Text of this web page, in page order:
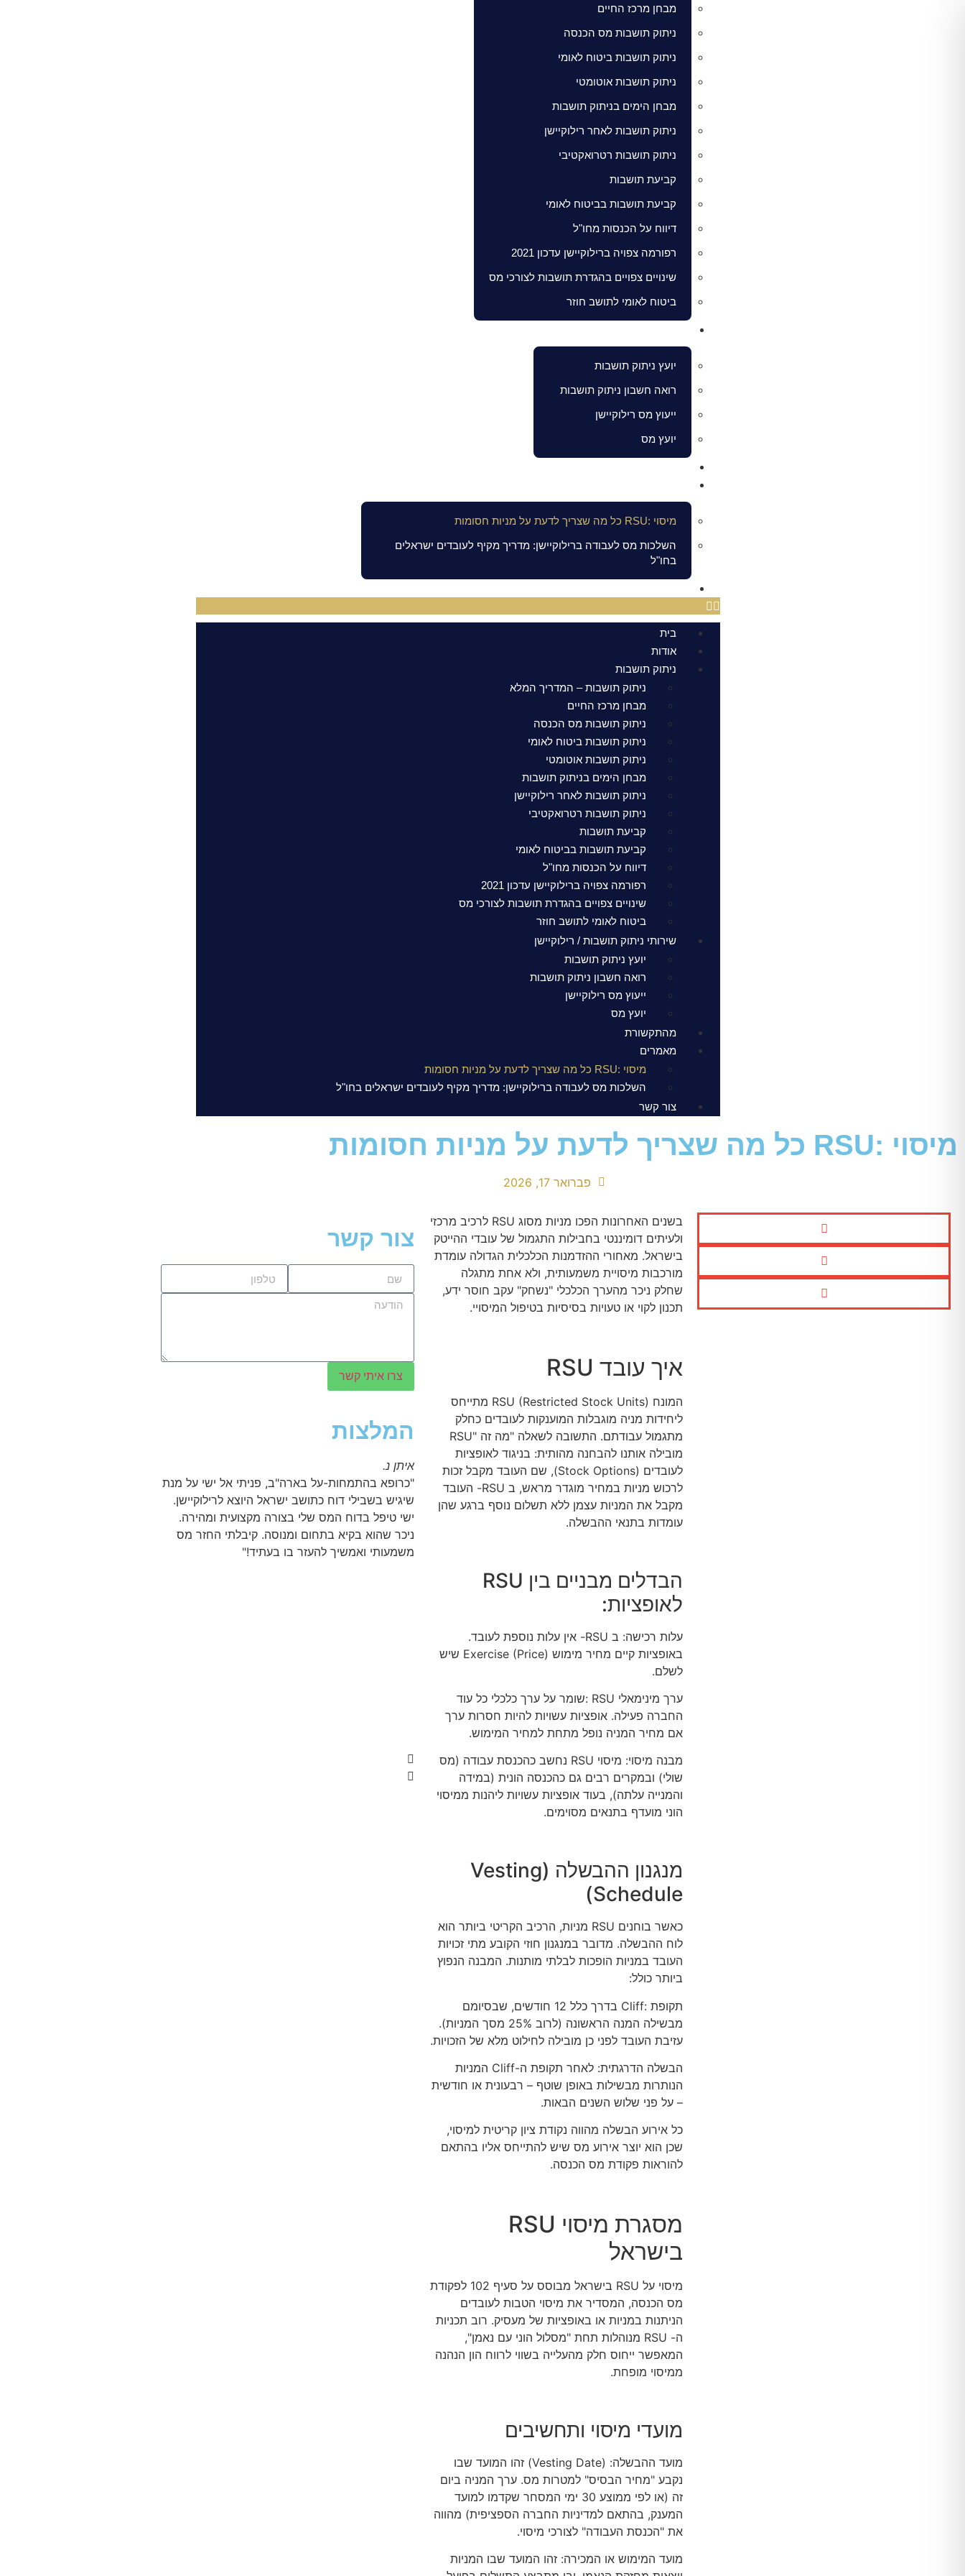
מבחן מרכז החיים
ניתוק תושבות מס הכנסה
ניתוק תושבות ביטוח לאומי
ניתוק תושבות אוטומטי
מבחן הימים בניתוק תושבות
ניתוק תושבות לאחר רילוקיישן
ניתוק תושבות רטרואקטיבי
קביעת תושבות
קביעת תושבות בביטוח לאומי
דיווח על הכנסות מחו"ל
רפורמה צפויה ברילוקיישן עדכון 2021
שינויים צפויים בהגדרת תושבות לצורכי מס
ביטוח לאומי לתושב חוזר
יועץ ניתוק תושבות
רואה חשבון ניתוק תושבות
ייעוץ מס רילוקיישן
יועץ מס
מיסוי :RSU כל מה שצריך לדעת על מניות חסומות
השלכות מס לעבודה ברילוקיישן: מדריך מקיף לעובדים ישראלים
בחו"ל
בית
אודות
ניתוק תושבות
ניתוק תושבות – המדריך המלא
מבחן מרכז החיים
ניתוק תושבות מס הכנסה
ניתוק תושבות ביטוח לאומי
ניתוק תושבות אוטומטי
מבחן הימים בניתוק תושבות
ניתוק תושבות לאחר רילוקיישן
ניתוק תושבות רטרואקטיבי
קביעת תושבות
קביעת תושבות בביטוח לאומי
דיווח על הכנסות מחו"ל
רפורמה צפויה ברילוקיישן עדכון 2021
שינויים צפויים בהגדרת תושבות לצורכי מס
ביטוח לאומי לתושב חוזר
שירותי ניתוק תושבות / רילוקיישן
יועץ ניתוק תושבות
רואה חשבון ניתוק תושבות
ייעוץ מס רילוקיישן
יועץ מס
מהתקשורת
מאמרים
מיסוי :RSU כל מה שצריך לדעת על מניות חסומות
השלכות מס לעבודה ברילוקיישן: מדריך מקיף לעובדים ישראלים בחו"ל
צור קשר
מיסוי :RSU כל מה שצריך לדעת על מניות חסומות
פברואר 17, 2026
בשנים האחרונות הפכו מניות מסוג RSU לרכיב מרכזי
ולעיתים דומיננטי בחבילות התגמול של עובדי ההייטק
בישראל. מאחורי ההזדמנות הכלכלית הגדולה עומדת
מורכבות מיסויית משמעותית, ולא אחת מתגלה
שחלק ניכר מהערך הכלכלי "נשחק" עקב חוסר ידע,
תכנון לקוי או טעויות בסיסיות בטיפול המיסויי.
איך עובד RSU
המונח RSU (Restricted Stock Units) מתייחס
ליחידות מניה מוגבלות המוענקות לעובדים כחלק
מתגמול עבודתם. התשובה לשאלה "מה זה "RSU
מובילה אותנו להבחנה מהותית: בניגוד לאופציות
לעובדים (Stock Options), שם העובד מקבל זכות
לרכוש מניות במחיר מוגדר מראש, ב RSU- העובד
מקבל את המניות עצמן ללא תשלום נוסף ברגע שהן
עומדות בתנאי ההבשלה.
הבדלים מבניים בין RSU
לאופציות:
עלות רכישה: ב RSU- אין עלות נוספת לעובד.
באופציות קיים מחיר מימוש (Exercise (Price שיש
לשלם.
ערך מינימאלי RSU :שומר על ערך כלכלי כל עוד
החברה פעילה. אופציות עשויות להיות חסרות ערך
אם מחיר המניה נופל מתחת למחיר המימוש.
מבנה מיסוי: מיסוי RSU נחשב כהכנסת עבודה (מס
שולי) ובמקרים רבים גם כהכנסה הונית (במידה
והמנייה עלתה), בעוד אופציות עשויות ליהנות ממיסוי
הוני מועדף בתנאים מסוימים.
מנגנון ההבשלה (Vesting
Schedule)
כאשר בוחנים RSU מניות, הרכיב הקריטי ביותר הוא
לוח ההבשלה. מדובר במנגנון חוזי הקובע מתי זכויות
העובד במניות הופכות לבלתי מותנות. המבנה הנפוץ
ביותר כולל:
תקופת :Cliff בדרך כלל 12 חודשים, שבסיומם
מבשילה המנה הראשונה (לרוב 25% מסך המניות).
עזיבת העובד לפני כן מובילה לחילוט מלא של הזכויות.
הבשלה הדרגתית: לאחר תקופת ה-Cliff המניות
הנותרות מבשילות באופן שוטף – רבעונית או חודשית
– על פני שלוש השנים הבאות.
כל אירוע הבשלה מהווה נקודת ציון קריטית למיסוי,
שכן הוא יוצר אירוע מס שיש להתייחס אליו בהתאם
להוראות פקודת מס הכנסה.
מסגרת מיסוי RSU
בישראל
מיסוי על RSU בישראל מבוסס על סעיף 102 לפקודת
מס הכנסה, המסדיר את מיסוי הטבות לעובדים
הניתנות במניות או באופציות של מעסיק. רוב תכניות
ה- RSU מנוהלות תחת "מסלול הוני עם נאמן",
המאפשר ייחוס חלק מהעלייה בשווי לרווח הון הנהנה
ממיסוי מופחת.
מועדי מיסוי ותחשיבים
מועד ההבשלה: (Vesting Date) זהו המועד שבו
נקבע "מחיר הבסיס" למטרות מס. ערך המניה ביום
זה (או לפי ממוצע 30 ימי המסחר שקדמו למועד
המענק, בהתאם למדיניות החברה הספציפית) מהווה
את "הכנסת העבודה" לצורכי מיסוי.
מועד המימוש או המכירה: זהו המועד שבו המניות
צור קשר
צרו איתי קשר
המלצות
איתן נ.
"כרופא בהתמחות-על בארה"ב, פניתי אל ישי על מנת
שיגיש בשבילי דוח כתושב ישראל היוצא לרילוקיישן.
ישי טיפל בדוח המס שלי בצורה מקצועית ומהירה.
ניכר שהוא בקיא בתחום ומנוסה. קיבלתי החזר מס
משמעותי ואמשיך להעזר בו בעתיד!"